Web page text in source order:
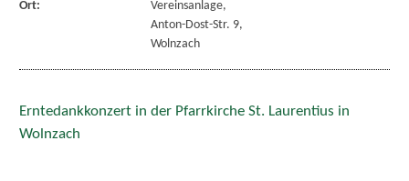
Ort:
Vereinsanlage,
Anton-Dost-Str. 9,
Wolnzach
Erntedankkonzert in der Pfarrkirche St. Laurentius in
Wolnzach